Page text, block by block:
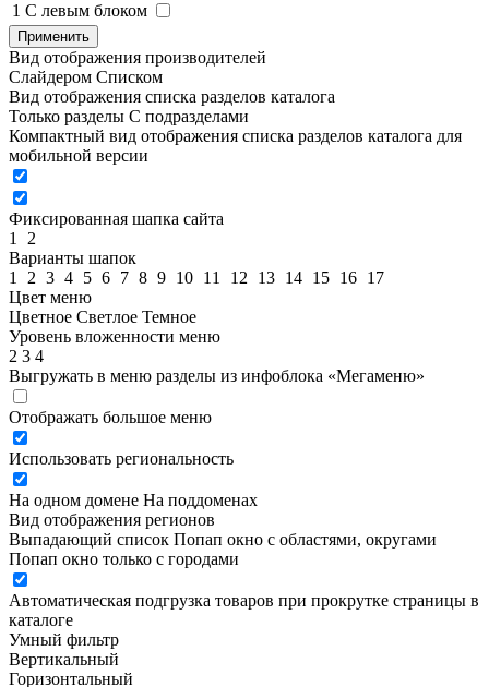
1 C левым блоком
Применить
Вид отображения производителей
Слайдером Списком
Вид отображения списка разделов каталога
Только разделы С подразделами
Компактный вид отображения списка разделов каталога для
мобильной версии
Фиксированная шапка сайта
1
2
Варианты шапок
1
2 3 4 5 6 7 8 9 10 11 12 13 14 15 16 17
Цвет меню
Цветное Светлое Темное
Уровень вложенности меню
2 3 4
Выгружать в меню разделы из инфоблока «Мегаменю»
Отображать большое меню
Использовать региональность
На одном домене На поддоменах
Вид отображения регионов
Выпадающий список Попап окно c областями, округами
Попап окно только с городами
Автоматическая подгрузка товаров при прокрутке страницы в
каталоге
Умный фильтр
Вертикальный
Горизонтальный